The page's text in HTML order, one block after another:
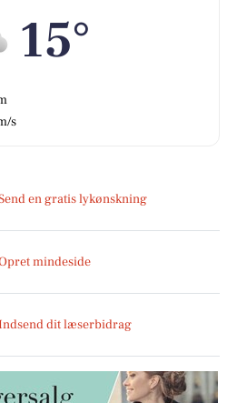
15°
s
en gratis lykønskning
mindeside
dit læserbidrag